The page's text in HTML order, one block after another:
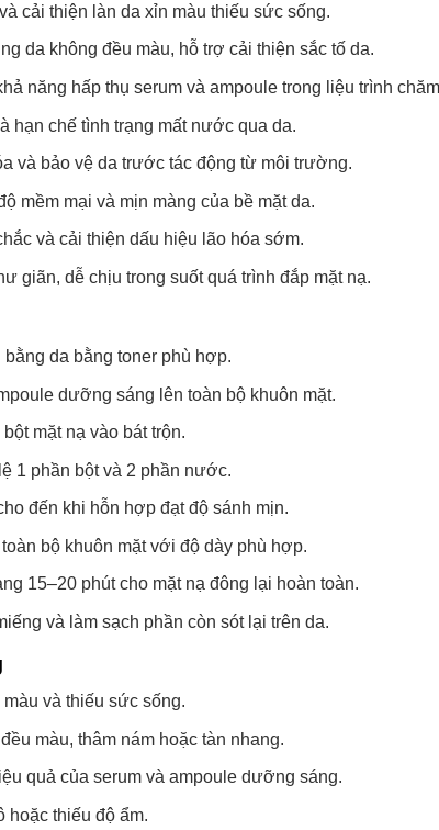
cải thiện làn da xỉn màu thiếu sức sống.
da không đều màu, hỗ trợ cải thiện sắc tố da.
năng hấp thụ serum và ampoule trong liệu trình
hạn chế tình trạng mất nước qua da.
và bảo vệ da trước tác động từ môi trường.
mềm mại và mịn màng của bề mặt da.
và cải thiện dấu hiệu lão hóa sớm.
giãn, dễ chịu trong suốt quá trình đắp mặt nạ.
bằng da bằng toner phù hợp.
dưỡng sáng lên toàn bộ khuôn mặt.
mặt nạ vào bát trộn.
1 phần bột và 2 phần nước.
đến khi hỗn hợp đạt độ sánh mịn.
bộ khuôn mặt với độ dày phù hợp.
15–20 phút cho mặt nạ đông lại hoàn toàn.
và làm sạch phần còn sót lại trên da.
và thiếu sức sống.
màu, thâm nám hoặc tàn nhang.
quả của serum và ampoule dưỡng sáng.
hoặc thiếu độ ẩm.